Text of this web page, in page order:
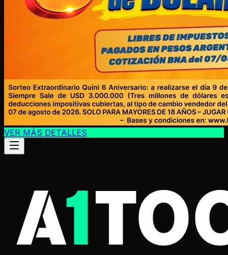
VER MÁS DETALLES